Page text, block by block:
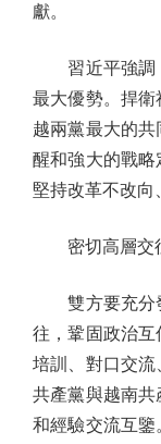
獻。
習近平強調，
最大優勢。捍衛
越兩黨最大的
醒和強大的戰略
堅持改革不改向
密切高層交
雙方要充分發
往，鞏固政治
培訓、對口交流
共產黨與越南
和經驗交流互